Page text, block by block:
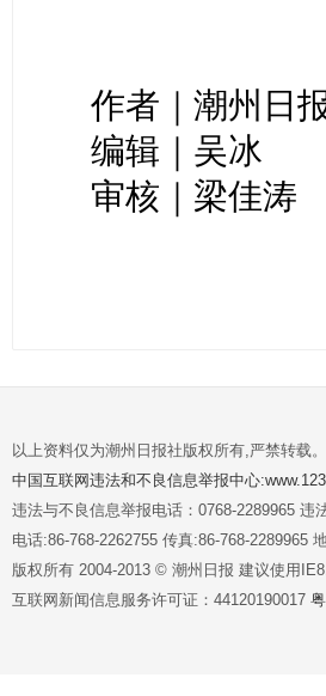
作者｜潮州日
编辑｜吴冰
审核｜梁佳涛
以上资料仅为潮州日报社版权所有,严禁转载
中国互联网违法和不良信息举报中心
违法与不良信息举报电话：0768-2289965
电话:86-768-2262755 传真:86-768-2289965
版权所有 2004-2013 © 潮州日报 建议使用
互联网新闻信息服务许可证：44120190017